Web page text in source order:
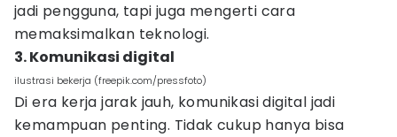
jadi pengguna, tapi juga mengerti cara
memaksimalkan teknologi.
3. Komunikasi digital
ilustrasi bekerja (freepik.com/pressfoto)
Di era kerja jarak jauh, komunikasi digital jadi
kemampuan penting. Tidak cukup hanya bisa